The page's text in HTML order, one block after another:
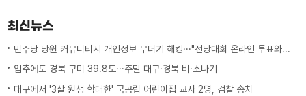
최신뉴스
민주당 당원 커뮤니티서 개인정보 무더기 해킹···"전당대회 온라인 투표와는 무관"
입추에도 경북 구미 39.8도···주말 대구·경북 비·소나기
대구에서 '3살 원생 학대한' 국공립 어린이집 교사 2명, 검찰 송치